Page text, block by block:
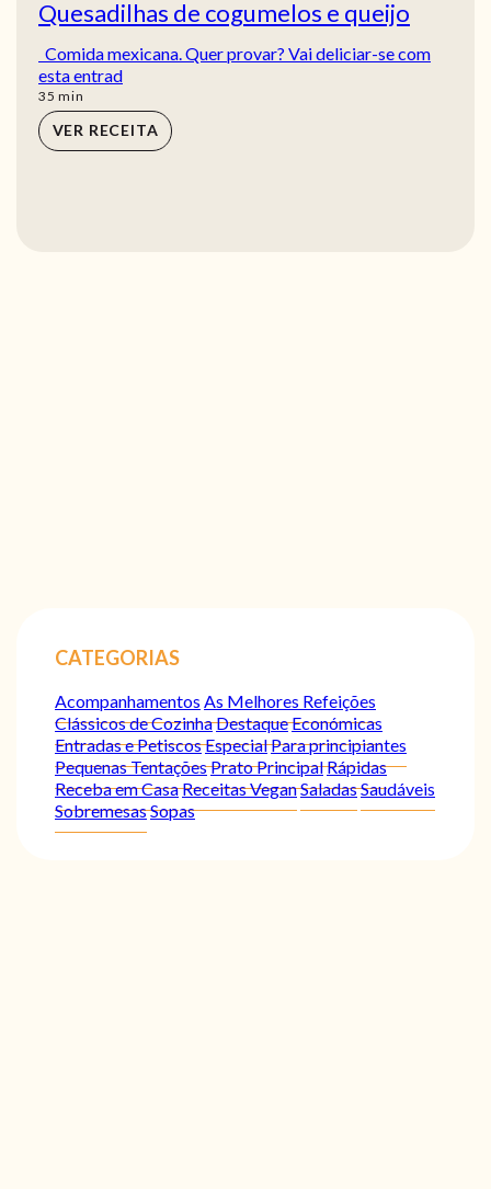
Quesadilhas de cogumelos e queijo
Comida mexicana. Quer provar? Vai deliciar-se com
esta entrad
35 min
min
VER RECEITA
CATEGORIAS
Acompanhamentos As Melhores Refeições
Clássicos de CozinhaDestaqueEconómicas
Entradas e PetiscosEspecialPara principiantes
Pequenas TentaçõesPrato PrincipalRápidas
Receba em CasaReceitas VeganSaladasSaudáveis
SobremesasSopas